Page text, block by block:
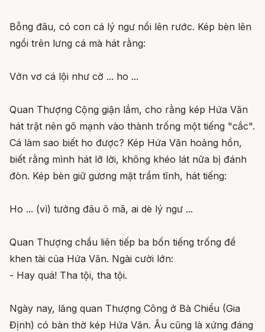
Bỗng đâu, có con cá lý ngư nổi lên rước. Kép bèn lên
ngồi trên lưng cá mà hát rằng:
Vởn vơ cá lội như cờ ... ho ...
Quan Thượng Cộng giận lắm, cho rằng kép Hứa Văn
hát trật nên gõ mạnh vào thành trống một tiếng "cắc".
Cá làm sao biết ho được? Kép Hứa Văn hoảng hồn,
biết rằng mình hát lỡ lời, không khéo lát nữa bị đánh
đòn. Kép bèn giữ gương mặt trầm tĩnh, hát tiếng:
Ho ... (vì) tưởng đâu ô mã, ai dè lý ngư ...
Quan Thượng chầu liên tiếp ba bốn tiếng trống để
khen tài của Hứa Văn. Ngài cười lớn:
- Hay quá! Tha tội, tha tội.
Ngày nay, lăng quan Thượng Công ở Bà Chiểu (Gia
Định) có bàn thờ kép Hứa Văn. Âu cũng là xứng đáng